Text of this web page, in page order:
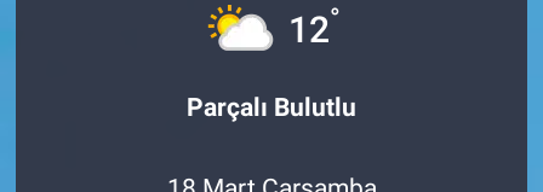
12°
Parçalı Bulutlu